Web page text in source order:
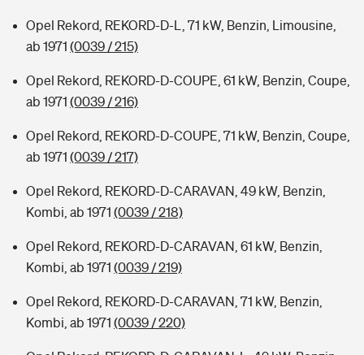
Opel Rekord, REKORD-D-L, 71 kW, Benzin, Limousine,
ab 1971 (0039 / 215)
Opel Rekord, REKORD-D-COUPE, 61 kW, Benzin, Coupe,
ab 1971 (0039 / 216)
Opel Rekord, REKORD-D-COUPE, 71 kW, Benzin, Coupe,
ab 1971 (0039 / 217)
Opel Rekord, REKORD-D-CARAVAN, 49 kW, Benzin,
Kombi, ab 1971 (0039 / 218)
Opel Rekord, REKORD-D-CARAVAN, 61 kW, Benzin,
Kombi, ab 1971 (0039 / 219)
Opel Rekord, REKORD-D-CARAVAN, 71 kW, Benzin,
Kombi, ab 1971 (0039 / 220)